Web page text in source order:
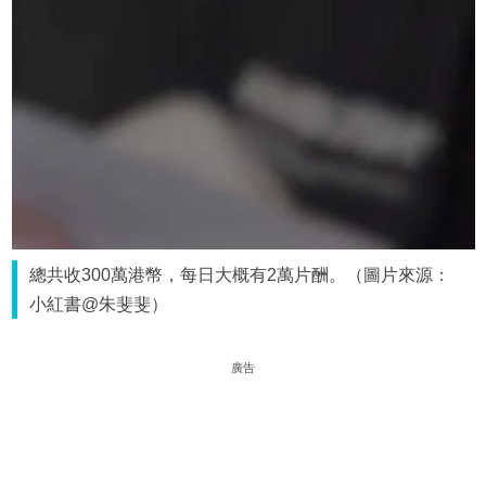
總共收300萬港幣，每日大概有2萬片酬。（圖片來源：
小紅書@朱斐斐）
廣告